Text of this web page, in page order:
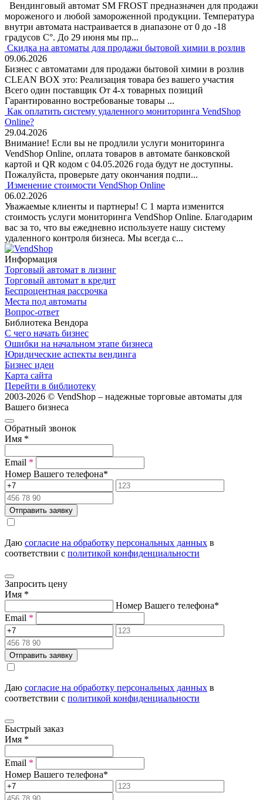
Вендинговый автомат SM FROST предназначен для продажи
мороженого и любой замороженной продукции. Температура
внутри автомата настраивается в диапазоне от 0 до -18
градусов С°. До 29 июня мы пр...
Скидка на автоматы для продажи бытовой химии в розлив
09.06.2026
Бизнес с автоматами для продажи бытовой химии в розлив
CLEAN BOX это: Реализация товара без вашего участия
Всего один поставщик От 4-х товарных позиций
Гарантированно востребованые товары ...
Как оплатить систему удаленного мониторинга VendShop
Online?
29.04.2026
Внимание! Если вы не продлили услуги мониторинга
VendShop Online, оплата товаров в автомате банковской
картой и QR кодом с 04.05.2026 года будут не доступны.
Пожалуйста, проверьте дату окончания подпи...
Изменение стоимости VendShop Online
06.02.2026
Уважаемые клиенты и партнеры! С 1 марта изменится
стоимость услуги мониторинга VendShop Online. Благодарим
вас за то, что вы ежедневно используете нашу систему
удаленного контроля бизнеса. Мы всегда с...
Информация
Торговый автомат в лизинг
Торговый автомат в кредит
Беспроцентная рассрочка
Места под автоматы
Вопрос-ответ
Библиотека Вендора
С чего начать бизнес
Ошибки на начальном этапе бизнеса
Юридические аспекты вендинга
Бизнес идеи
Карта сайта
Перейти в библиотеку
2003-2026 © VendShop – надежные торговые автоматы для
Вашего бизнеса
Обратный звонок
Имя *
Email *
Номер Вашего телефона*
Отправить заявку
Даю согласие на обработку персональных данных в
соответствии с политикой конфиденциальности
Запросить цену
Имя *
Номер Вашего телефона*
Email *
Отправить заявку
Даю согласие на обработку персональных данных в
соответствии с политикой конфиденциальности
Быстрый заказ
Имя *
Email *
Номер Вашего телефона*